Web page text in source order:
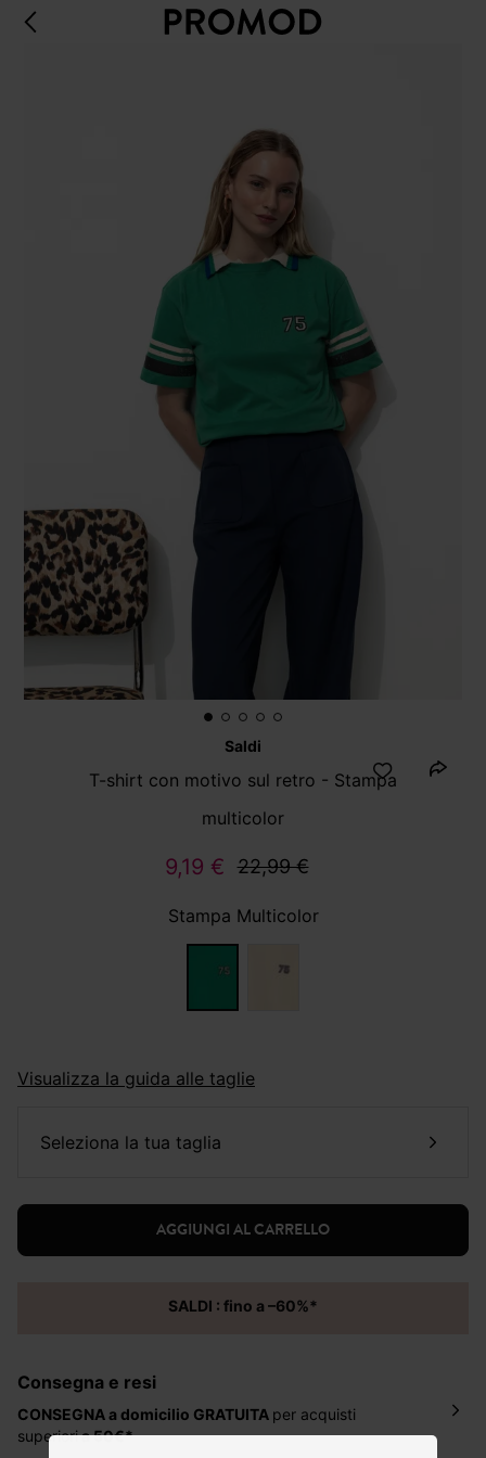
Saldi
T-shirt con motivo sul retro - Stampa
multicolor
9,19 € 22,99 €
Stampa Multicolor
Visualizza la guida alle taglie
seleziona la tua taglia
AGGIUNGI AL CARRELLO
SALDI : fino a –60%*
Consegna e resi
CONSEGNA a domicilio GRATUITA per acquisti
superioria 50€*